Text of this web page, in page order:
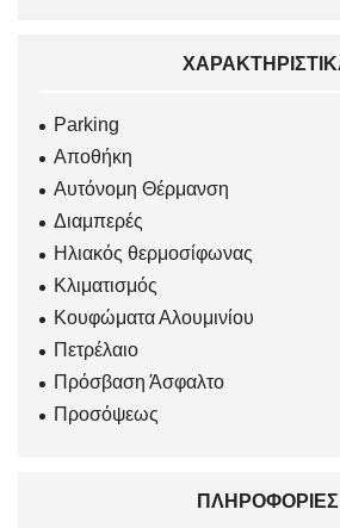
Parking
Αποθήκη
Αυτόνομη Θέρμανση
Διαμπερές
Ηλιακός θερμοσίφωνας
Κλιματισμός
Κουφώματα Αλουμινίου
Πετρέλαιο
Πρόσβαση Άσφαλτο
Προσόψεως
ΠΛΗΡΟΦΟΡΊΕΣ